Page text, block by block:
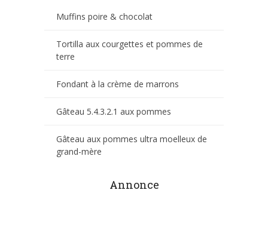
Muffins poire & chocolat
Tortilla aux courgettes et pommes de
terre
Fondant à la crème de marrons
Gâteau 5.4.3.2.1 aux pommes
Gâteau aux pommes ultra moelleux de
grand-mère
Annonce